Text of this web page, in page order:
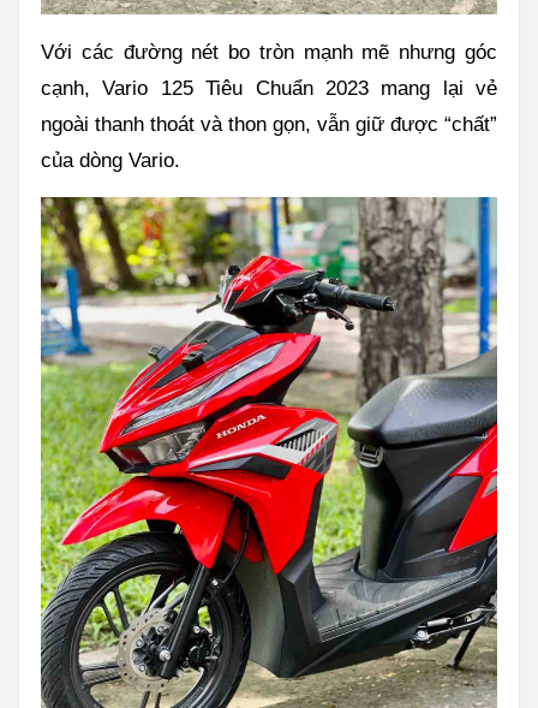
Với các đường nét bo tròn mạnh mẽ nhưng góc
cạnh, Vario 125 Tiêu Chuẩn 2023 mang lại vẻ
ngoài thanh thoát và thon gọn, vẫn giữ được “chất”
của dòng Vario.